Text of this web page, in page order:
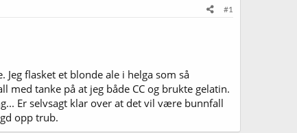
#1
flasket et blonde ale i helga som så
tanke på at jeg både CC og brukte gelatin.
Er selvsagt klar over at det vil være bunnfall
opp trub.